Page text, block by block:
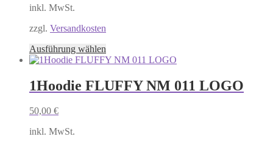
der
gewählt
werden
inkl. MwSt.
zzgl. Versandkosten
Ausführung wählen
Produkt
mehrere
Varianten
1Hoodie FLUFFY NM 011 LOGO
50,00 €
inkl. MwSt.